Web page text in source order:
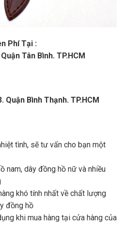
Phí Tại :
Tân Bình. TP.HCM
Quận Bình Thạnh. TP.HCM
tình, sẽ tư vấn cho bạn một
nam, dây đồng hồ nữ và nhiều
khó tính nhất về chất lượng
đồng hồ
khi mua hàng tại cửa hàng của